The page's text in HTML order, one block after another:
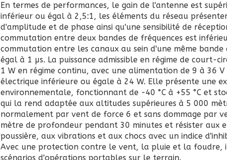
En termes de performances, le gain de l'antenne est
inférieur ou égal à 2,5:1, les éléments du réseau
d'amplitude et de phase ainsi qu'une sensibilité de
commutation entre deux bandes de fréquences est
commutation entre les canaux au sein d'une même
égal à 1 µs. La puissance admissible en régime de court-
1 W en régime continu, avec une alimentation de 9 à 36 V
électrique inférieure ou égale à 24 W. Elle présente une
environnementale, fonctionnant de -40 °C à +55 °C et
qui la rend adaptée aux altitudes supérieures à 5 000
normalement par vent de force 6 et sans dommage par
mètre de profondeur pendant 30 minutes et résister aux
poussière, aux vibrations et aux chocs avec un indice
Avec une protection contre le vent, la pluie et la foudre,
scénarios d'opérations portables sur le terrain.